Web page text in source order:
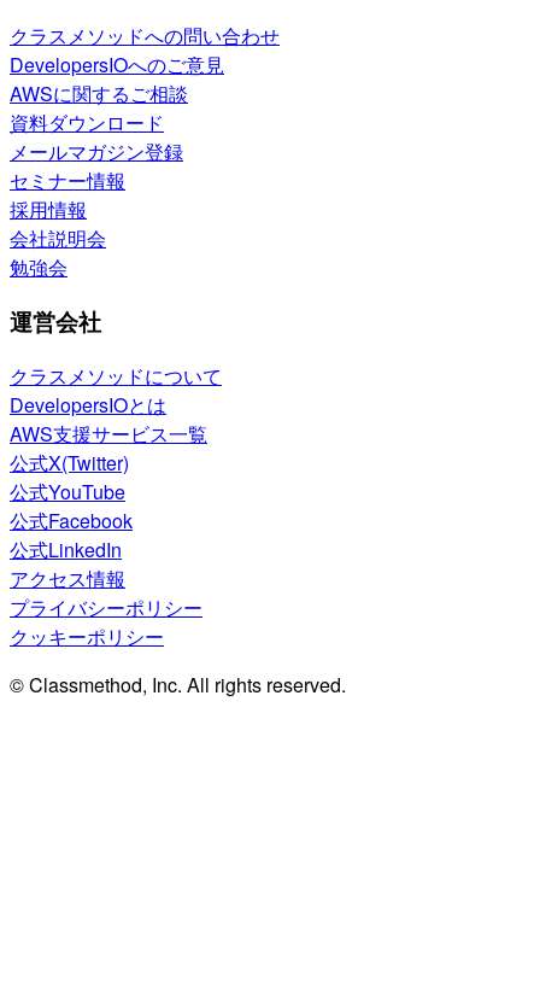
クラスメソッドへの問い合わせ
DevelopersIOへのご意見
AWSに関するご相談
資料ダウンロード
メールマガジン登録
セミナー情報
採用情報
会社説明会
勉強会
運営会社
クラスメソッドについて
DevelopersIOとは
AWS支援サービス一覧
公式X(Twitter)
公式YouTube
公式Facebook
公式LinkedIn
アクセス情報
プライバシーポリシー
クッキーポリシー
© Classmethod, Inc. All rights reserved.